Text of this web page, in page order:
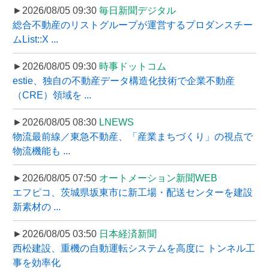
►2026/08/05 09:30 毎日新聞デジタル
総合不動産のリストグループが運営するプロダンスチー
ムList::X ...
►2026/08/05 09:30 時事ドットコム
estie、独自の不動産データ構造化技術で企業不動産
（CRE）領域を ...
►2026/08/05 08:30 LNEWS
物流最前線／東急不動産、「産業まちづくり」の視点で
物流機能も ...
►2026/08/05 07:50 オートメーション新聞WEB
エフピコ、茨城県坂東市に新工場・配送センターを建設
新素材の ...
►2026/08/05 03:50 日本経済新聞
西松建設、重機の自動運転システムを高度に トンネル工
事を効率化